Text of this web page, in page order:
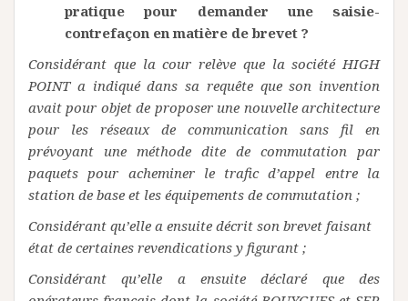
pratique pour demander une saisie-
contrefaçon en matière de brevet ?
Considérant que la cour relève que la société HIGH
POINT a indiqué dans sa requête que son invention
avait pour objet de proposer une nouvelle architecture
pour les réseaux de communication sans fil en
prévoyant une méthode dite de commutation par
paquets pour acheminer le trafic d’appel entre la
station de base et les équipements de commutation ;
Considérant qu’elle a ensuite décrit son brevet faisant
état de certaines revendications y figurant ;
Considérant qu’elle a ensuite déclaré que des